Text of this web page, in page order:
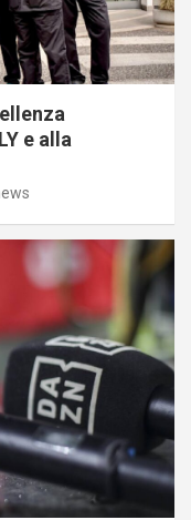
e alla